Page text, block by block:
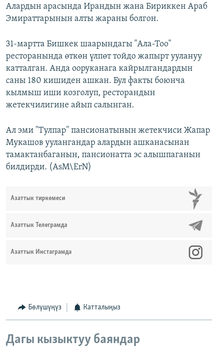
Алардын арасында Ирандын жана Бириккен Араб
Эмираттарынын алты жараны болгон.
31-мартта Бишкек шаарындагы "Ала-Тоо"
ресторанында өткөн үлпөт тойдо жапырт уулануу
катталган. Анда ооруканага кайрылгандардын
саны 180 кишиден ашкан. Бул факты боюнча
кылмыш иши козголуп, ресторандын
жетекчилигине айып салынган.
Ал эми "Тулпар" пансионатынын жетекчиси Жапар
Мукашов уулангандар алардын ашканасынан
тамактанбаганын, пансионатта эс алышпаганын
билдирди. (AsM\ErN)
Азаттык тиркемеси
Азаттык Телеграмда
Азаттык Инстаграмда
Бөлүшүңүз Катталыңыз
Дагы кызыктуу баяндар